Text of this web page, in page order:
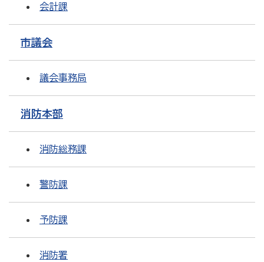
会計課
市議会
議会事務局
消防本部
消防総務課
警防課
予防課
消防署